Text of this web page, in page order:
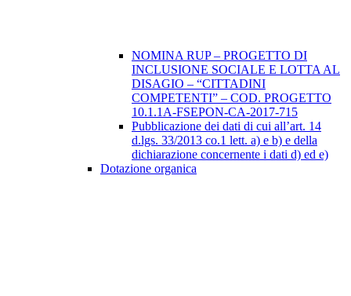
NOMINA RUP – PROGETTO DI
INCLUSIONE SOCIALE E LOTTA AL
DISAGIO – “CITTADINI
COMPETENTI” – COD. PROGETTO
10.1.1A-FSEPON-CA-2017-715
Pubblicazione dei dati di cui all’art. 14
d.lgs. 33/2013 co.1 lett. a) e b) e della
dichiarazione concernente i dati d) ed e)
Dotazione organica